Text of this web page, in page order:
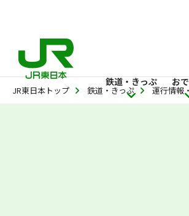
鉄道・きっぷ お
JR東日本トップ 鉄道・きっぷ 運行情報